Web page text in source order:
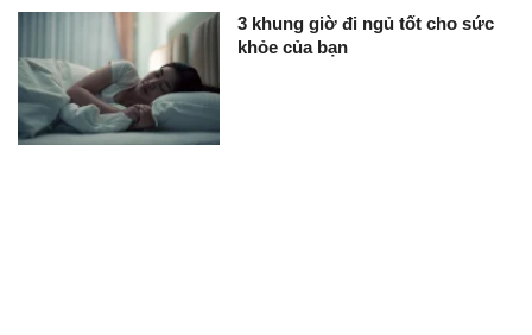
3 khung giờ đi ngủ tốt cho sức
khỏe của bạn